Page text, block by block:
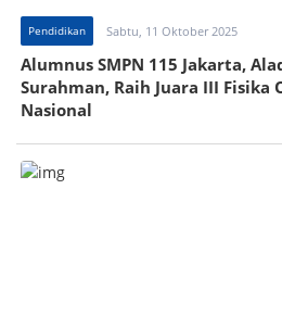
Pendidikan Sabtu, 11 Oktober 2025
Alumnus SMPN 115 Jakarta,
Surahman, Raih Juara III Fisika
Nasional